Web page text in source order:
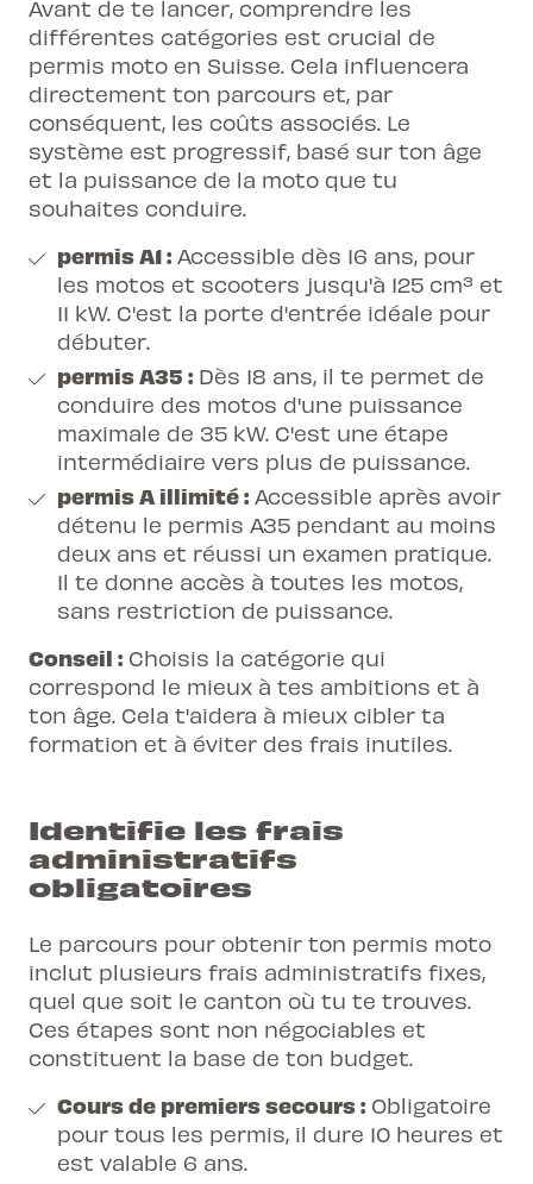
Avant de te lancer, comprendre les
différentes catégories est crucial de
permis moto en Suisse. Cela influencera
directement ton parcours et, par
conséquent, les coûts associés. Le
système est progressif, basé sur ton âge
et la puissance de la moto que tu
souhaites conduire.
permis A1: Accessible dès 16 ans, pour
les motos et scooters jusqu'à 125 cm³ et
11 kW. C'est la porte d'entrée idéale pour
débuter.
permis A35 : Dès 18 ans, il te permet de
conduire des motos d'une puissance
maximale de 35 kW. C'est une étape
intermédiaire vers plus de puissance.
permis A illimité : Accessible après avoir
détenu le permis A35 pendant au moins
deux ans et réussi un examen pratique.
Il te donne accès à toutes les motos,
sans restriction de puissance.
Conseil : Choisis la catégorie qui
correspond le mieux à tes ambitions et à
ton âge. Cela t'aidera à mieux cibler ta
formation et à éviter des frais inutiles.
Identifie les frais
administratifs
obligatoires
Le parcours pour obtenir ton permis moto
inclut plusieurs frais administratifs fixes,
quel que soit le canton où tu te trouves.
Ces étapes sont non négociables et
constituent la base de ton budget.
Cours de premiers secours : Obligatoire
pour tous les permis, il dure 10 heures et
est valable 6 ans.